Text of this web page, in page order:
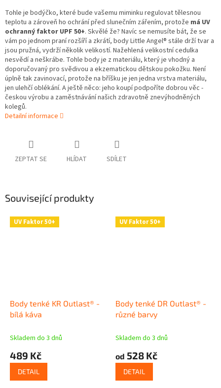
Tohle je bodýčko, které bude vašemu miminku regulovat tělesnou
teplotu a zároveň ho ochrání před slunečním zářením, protože má UV
ochranný faktor UPF 50+. Skvělé že? Navíc se nemusíte bát, že se
vám po jednom praní rozšíří a zkrátí, body Little Angel® stále drží tvar a
jsou pružná, vydrží několik velikostí. Nažehlená velikostní cedulka
nesvědí a neškrábe. Tohle body je z materiálu, který je vhodný a
doporučovaný pro svědivou a ekzematickou dětskou pokožku. Není
úplně tak zavinovací, protože na bříšku je jen jedna vrstva materiálu,
jen ulehčí oblékání. A ještě něco: jeho koupí podpoříte dobrou věc -
českou výrobu a zaměstnávání našich zdravotně znevýhodněných
kolegů.
Detailní informace
ZEPTAT SE HLÍDAT SDÍLET
Související produkty
UV Faktor 50+
Body tenké KR Outlast® -
bílá káva
Skladem do 3 dnů
489 Kč
DETAIL
UV Faktor 50+
Body tenké DR Outlast® -
různé barvy
Skladem do 3 dnů
od 528 Kč
DETAIL